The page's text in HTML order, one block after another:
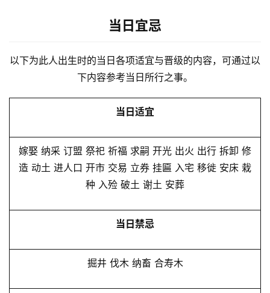
当日宜忌
以下为此人出生时的当日各项适宜与晋级的内容，可通过以
下内容参考当日所行之事。
当日适宜
嫁娶 纳采 订盟 祭祀 祈福 求嗣 开光 出火 出行 拆卸 修
造 动土 进人口 开市 交易 立券 挂匾 入宅 移徙 安床 栽
种 入殓 破土 谢土 安葬
当日禁忌
掘井 伐木 纳畜 合寿木